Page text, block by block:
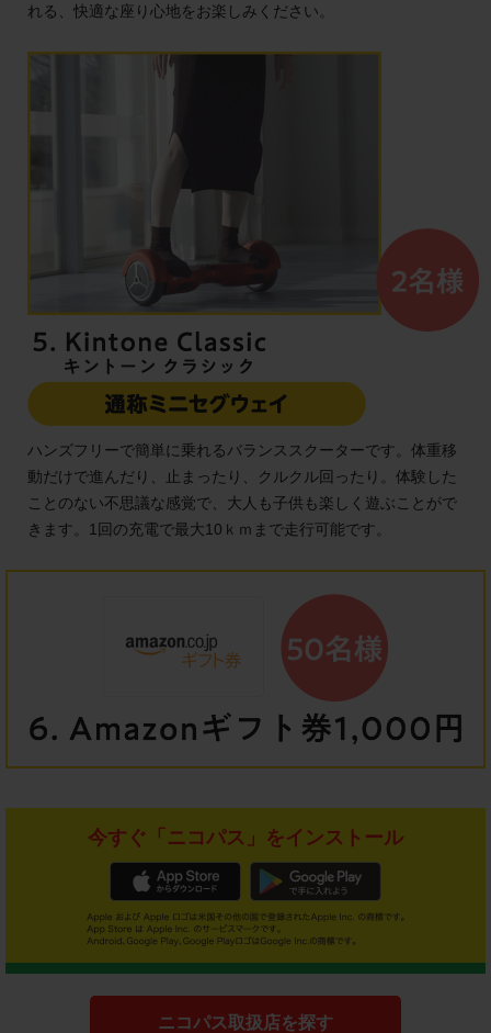
れる、快適な座り心地をお楽しみください。
ハンズフリーで簡単に乗れるバランススクーターです。体重移
動だけで進んだり、止まったり、クルクル回ったり。体験した
ことのない不思議な感覚で、大人も子供も楽しく遊ぶことがで
きます。1回の充電で最大10ｋｍまで走行可能です。
今すぐ「ニコパス」をインストール
ニコパス取扱店を探す